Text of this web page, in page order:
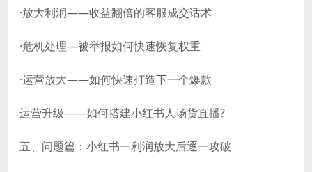
·放大利润——收益翻倍的客服成交话术
·危机处理—被举报如何快速恢复权重
·运营放大——如何快速打造下一个爆款
运营升级——如何搭建小红书人场货直播?
五、问题篇：小红书一利润放大后逐一攻破